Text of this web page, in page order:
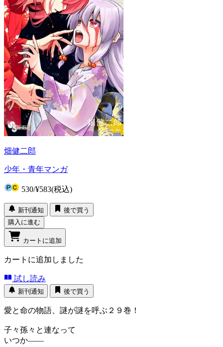
畑健二郎
少年・青年マンガ
530/¥583(税込)
新刊通知
後で買う
購入に進む
カートに追加
カートに追加しました
試し読み
新刊通知 後で買う
愛と命の物語、謎が謎を呼ぶ２９巻！
子々孫々と連なって
いつか――